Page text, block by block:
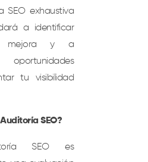
SEO exhaustiva
a identificar
mejora y a
oportunidades
tu visibilidad
SEO?
SEO es